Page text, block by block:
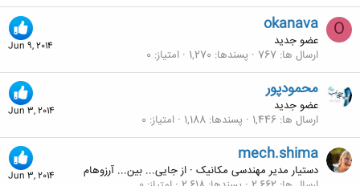
O
Jun 9, 2014
okanava
عضو جدید
ارسال ها 767 پسندها 1,270 امتیاز 0
Jun 3, 2014
محمودپور
عضو جدید
ارسال ها 1,446 پسندها 1,188 امتیاز 0
Jun 3, 2014
mech.shima
دستیار مدیر مهندسی مکانیک · ازجایی... بین... آرزوهام